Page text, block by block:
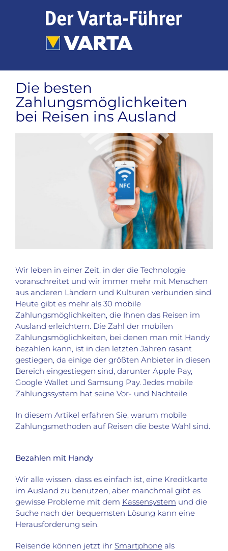
Die besten
Zahlungsmöglichkeiten
bei Reisen ins Ausland
Wir leben in einer Zeit, in der die Technologie
voranschreitet und wir immer mehr mit Menschen
aus anderen Ländern und Kulturen verbunden sind.
Heute gibt es mehr als 30 mobile
Zahlungsmöglichkeiten, die Ihnen das Reisen im
Ausland erleichtern. Die Zahl der mobilen
Zahlungsmöglichkeiten, bei denen man mit Handy
bezahlen kann, ist in den letzten Jahren rasant
gestiegen, da einige der größten Anbieter in diesen
Bereich eingestiegen sind, darunter Apple Pay,
Google Wallet und Samsung Pay. Jedes mobile
Zahlungssystem hat seine Vor- und Nachteile.
In diesem Artikel erfahren Sie, warum mobile
Zahlungsmethoden auf Reisen die beste Wahl sind.
Bezahlen mit Handy
Wir alle wissen, dass es einfach ist, eine Kreditkarte
im Ausland zu benutzen, aber manchmal gibt es
gewisse Probleme mit dem Kassensystem und die
Suche nach der bequemsten Lösung kann eine
Herausforderung sein.
Reisende können jetzt ihr Smartphoneals